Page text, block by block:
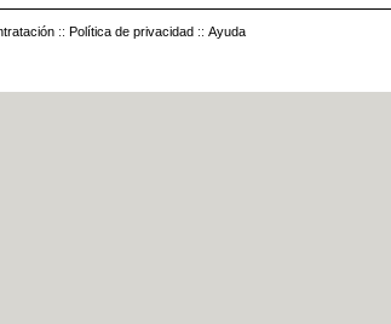
:: Política de privacidad :: Ayuda